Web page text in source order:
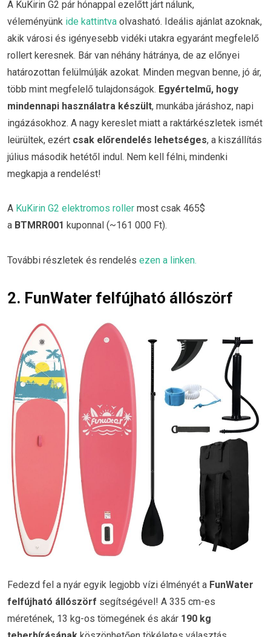
A KuKirin G2 pár hónappal ezelőtt járt nálunk,
véleményünk ide kattintva olvasható. Ideális ajánlat azoknak,
akik városi és igényesebb vidéki utakra egyaránt megfelelő
rollert keresnek. Bár van néhány hátránya, de az előnyei
határozottan felülmúlják azokat. Minden megvan benne, jó ár,
több mint megfelelő tulajdonságok. Egyértelmű, hogy
mindennapi használatra készült, munkába járáshoz, napi
ingázásokhoz. A nagy kereslet miatt a raktárkészletek ismét
leürültek, ezért csak előrendelés lehetséges, a kiszállítás
július második hetétől indul. Nem kell félni, mindenki
megkapja a rendelést!
A KuKirin G2 elektromos roller most csak 465$
a BTMRR001 kuponnal (~161 000 Ft).
További részletek és rendelés ezen a linken.
2. FunWater felfújható állószörf
Fedezd fel a nyár egyik legjobb vízi élményét a FunWater
felfújható állószörf segítségével! A 335 cm-es
méretének, 13 kg-os tömegének és akár 190 kg